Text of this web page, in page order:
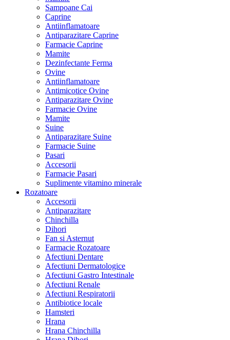
Sampoane Cai
Caprine
Antiinflamatoare
Antiparazitare Caprine
Farmacie Caprine
Mamite
Dezinfectante Ferma
Ovine
Antiinflamatoare
Antimicotice Ovine
Antiparazitare Ovine
Farmacie Ovine
Mamite
Suine
Antiparazitare Suine
Farmacie Suine
Pasari
Accesorii
Farmacie Pasari
Suplimente vitamino minerale
Rozatoare
Accesorii
Antiparazitare
Chinchilla
Dihori
Fan si Asternut
Farmacie Rozatoare
Afectiuni Dentare
Afectiuni Dermatologice
Afectiuni Gastro Intestinale
Afectiuni Renale
Afectiuni Respiratorii
Antibiotice locale
Hamsteri
Hrana
Hrana Chinchilla